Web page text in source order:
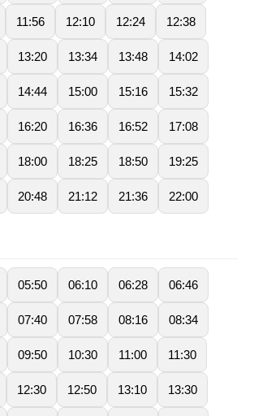
11:56 12:10 12:24 12:38
13:20 13:34 13:48 14:02
14:44 15:00 15:16 15:32
16:20 16:36 16:52 17:08
18:00 18:25 18:50 19:25
20:48 21:12 21:36 22:00
05:50 06:10 06:28 06:46
07:40 07:58 08:16 08:34
09:50 10:30 11:00 11:30
12:30 12:50 13:10 13:30